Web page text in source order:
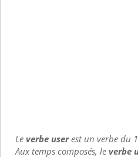
Leverbe userest un verbe du
Aux temps composés, leverbe